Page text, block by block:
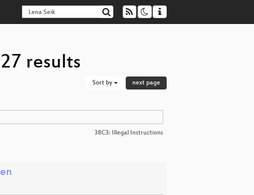
results
Sort by next page
38C3: Illegal Instructions